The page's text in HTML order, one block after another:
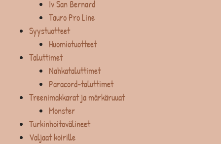
Iv San Bernard
Tauro Pro Line
Syystuotteet
Huomiotuotteet
Taluttimet
Nahkataluttimet
Paracord-taluttimet
Treenimakkarat ja märkäruuat
Monster
Turkinhoitovälineet
Valjaat koirille